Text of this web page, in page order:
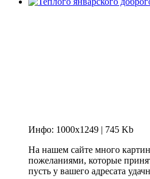
Инфо: 1000х1249 | 745 Kb
На нашем сайте много
пожеланиями, которые
пусть у вашего адресата